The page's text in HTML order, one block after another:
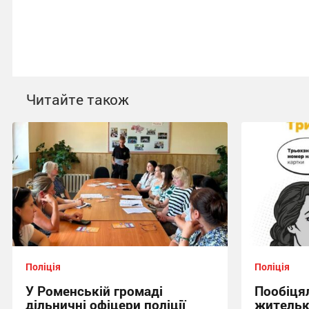
Читайте також
Поліція
У Роменській громаді
дільничні офіцери поліції
Поліція